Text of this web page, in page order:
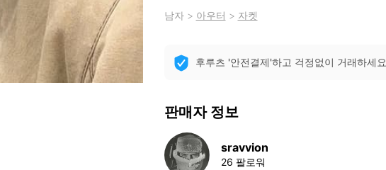
남자> 아우터 > 자켓
후루츠 '안전결제'하고 걱정없이 거래하세요
판매자 정보
sravvion
26 팔로워